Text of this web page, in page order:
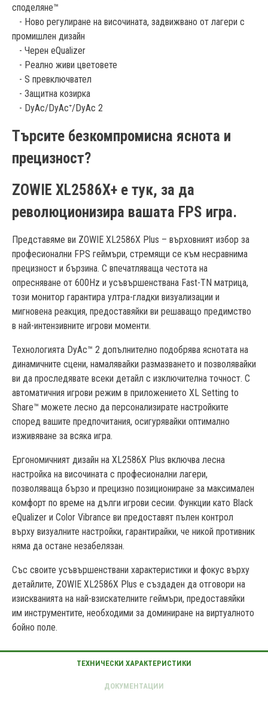
споделяне™
- Ново регулиране на височината, задвижвано от лагери с
промишлен дизайн
- Черен eQualizer
- Реално живи цветовете
- S превключвател
- Защитна козирка
- DyAc/DyAc⁺/DyAc 2
Търсите безкомпромисна яснота и
прецизност?
ZOWIE XL2586X+ е тук, за да
революционизира вашата FPS игра.
Представяме ви ZOWIE XL2586X Plus – върховният избор за
професионални FPS геймъри, стремящи се към несравнима
прецизност и бързина. С впечатляваща честота на
опресняване от 600Hz и усъвършенствана Fast-TN матрица,
този монитор гарантира ултра-гладки визуализации и
мигновена реакция, предоставяйки ви решаващо предимство
в най-интензивните игрови моменти.
Технологията DyAc™ 2 допълнително подобрява яснотата на
динамичните сцени, намалявайки размазването и позволявайки
ви да проследявате всеки детайл с изключителна точност. С
автоматичния игрови режим в приложението XL Setting to
Share™ можете лесно да персонализирате настройките
според вашите предпочитания, осигурявайки оптимално
изживяване за всяка игра.
Ергономичният дизайн на XL2586X Plus включва лесна
настройка на височината с професионални лагери,
позволяваща бързо и прецизно позициониране за максимален
комфорт по време на дълги игрови сесии. Функции като Black
eQualizer и Color Vibrance ви предоставят пълен контрол
върху визуалните настройки, гарантирайки, че никой противник
няма да остане незабелязан.
Със своите усъвършенствани характеристики и фокус върху
детайлите, ZOWIE XL2586X Plus е създаден да отговори на
изискванията на най-взискателните геймъри, предоставяйки
им инструментите, необходими за доминиране на виртуалното
бойно поле.